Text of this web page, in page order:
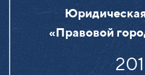
«Правовой